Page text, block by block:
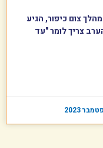
צום כיפור, הגיע
צריך לומר "עד